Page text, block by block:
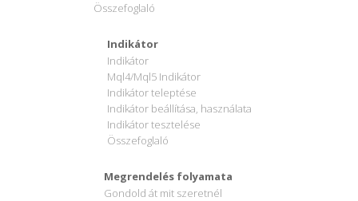
Összefoglaló
Indikátor
Indikátor
Mql4/Mql5 Indikátor
Indikátor teleptése
Indikátor beállítása, használata
Indikátor tesztelése
Összefoglaló
Megrendelés folyamata
Gondold át mit szeretnél